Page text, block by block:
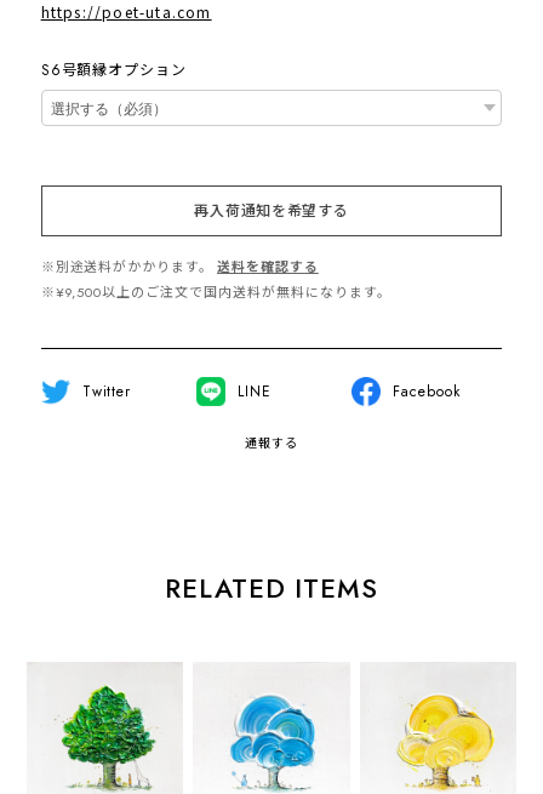
https://poet-uta.com
S6号額縁オプション
再入荷通知を希望する
※別途送料がかかります。
送料を確認する
※¥9,500以上のご注文で国内送料が無料になります。
Twitter LINE Facebook
通報する
RELATED ITEMS